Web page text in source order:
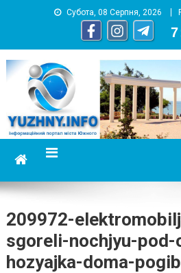
Субота, 08 Серпня, 2026
7
информационный портал
209972-
sgoreli-nochjyu-pod-
hozyajka-doma-